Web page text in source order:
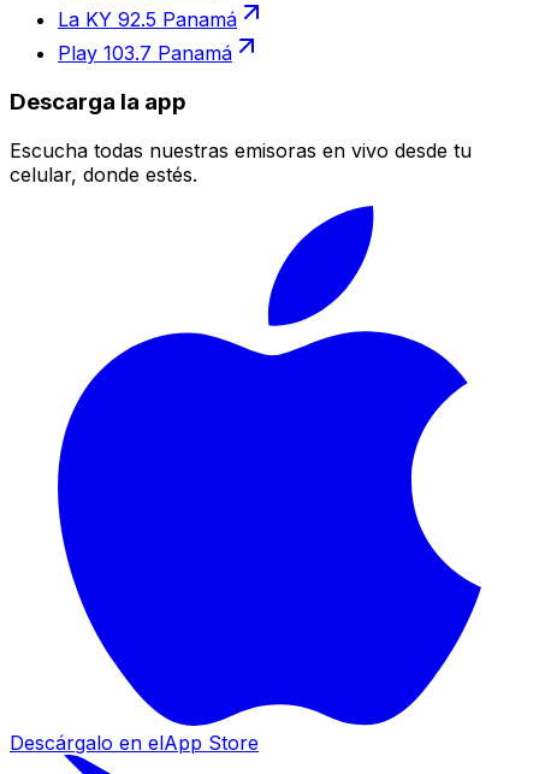
La KY 92.5 Panamá
Play 103.7 Panamá
Descarga la app
Escucha todas nuestras emisoras en vivo desde tu
celular, donde estés.
Descárgalo en elApp Store